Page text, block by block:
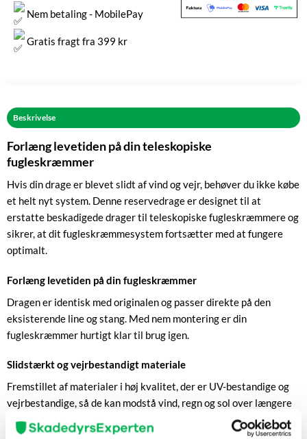
Nem betaling - MobilePay
Gratis fragt fra 399 kr
Beskrivelse
Forlæng levetiden på din teleskopiske
fugleskræmmer
Hvis din drage er blevet slidt af vind og vejr, behøver du ikke købe
et helt nyt system. Denne reservedrage er designet til at
erstatte beskadigede drager til teleskopiske fugleskræmmere og
sikrer, at dit fugleskræmmesystem fortsætter med at fungere
optimalt.
Forlæng levetiden på din fugleskræmmer
Dragen er identisk med originalen og passer direkte på den
eksisterende line og stang. Med nem montering er din
fugleskræmmer hurtigt klar til brug igen.
Slidstærkt og vejrbestandigt materiale
Fremstillet af materialer i høj kvalitet, der er UV-bestandige og
vejrbestandige, så de kan modstå vind, regn og sol over længere
tid uden at miste funktion.